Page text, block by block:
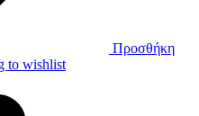
Προσθήκη
to wishlist